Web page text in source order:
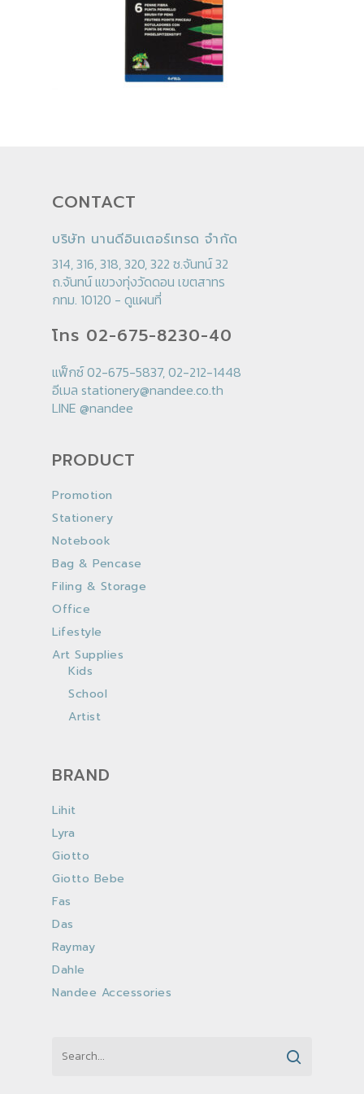
CONTACT
บริษัท นานดีอินเตอร์เทรด จำกัด
314, 316, 318, 320, 322 ซ.จันทน์ 32
ถ.จันทน์ แขวงทุ่งวัดดอน เขตสาทร
กทม. 10120 - ดูแผนที่
โทร 02-675-8230-40
แฟ็กซ์ 02-675-5837, 02-212-1448
อีเมล stationery@nandee.co.th
LINE @nandee
PRODUCT
Promotion
Stationery
Notebook
Bag & Pencase
Filing & Storage
Office
Lifestyle
Art Supplies
Kids
School
Artist
BRAND
Lihit
Lyra
Giotto
Giotto Bebe
Fas
Das
Raymay
Dahle
Nandee Accessories